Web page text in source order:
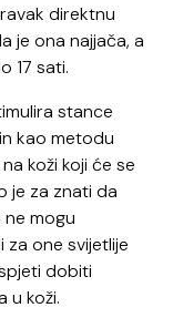
direktnu
je ona najjača, a
17 sati.
stance
kao metodu
koži koji će se
je za znati da
mogu
one svijetlije
dobiti
u koži.